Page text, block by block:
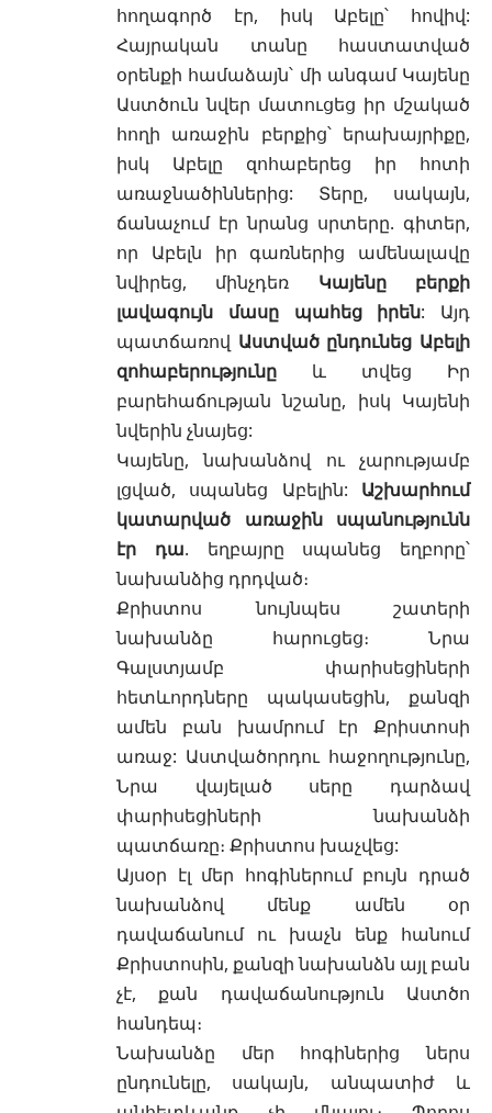
հողագործ էր, իսկ Աբելը՝ հովիվ:
Հայրական տանը հաստատված
օրենքի համաձայն՝ մի անգամ Կայենը
Աստծուն նվեր մատուցեց իր մշակած
հողի առաջին բերքից՝ երախայրիքը,
իսկ Աբելը զոհաբերեց իր հոտի
առաջնածիններից: Տերը, սակայն,
ճանաչում էր նրանց սրտերը. գիտեր,
որ Աբելն իր գառներից ամենալավը
նվիրեց, մինչդեռ Կայենը բերքի
լավագույն մասը պահեց իրեն: Այդ
պատճառով Աստված ընդունեց Աբելի
զոհաբերությունը և տվեց Իր
բարեհաճության նշանը, իսկ Կայենի
նվերին չնայեց:
Կայենը, նախանձով ու չարությամբ
լցված, սպանեց Աբելին: Աշխարհում
կատարված առաջին սպանությունն
էր դա. եղբայրը սպանեց եղբորը՝
նախանձից դրդված։
Քրիստոս նույնպես շատերի
նախանձը հարուցեց։ Նրա
Գալստյամբ փարիսեցիների
հետևորդները պակասեցին, քանզի
ամեն բան խամրում էր Քրիստոսի
առաջ: Աստվածորդու հաջողությունը,
Նրա վայելած սերը դարձավ
փարիսեցիների նախանձի
պատճառը։ Քրիստոս խաչվեց:
Այսօր էլ մեր հոգիներում բույն դրած
նախանձով մենք ամեն օր
դավաճանում ու խաչն ենք հանում
Քրիստոսին, քանզի նախանձն այլ բան
չէ, քան դավաճանություն Աստծո
հանդեպ։
Նախանձը մեր հոգիներից ներս
ընդունելը, սակայն, անպատիժ և